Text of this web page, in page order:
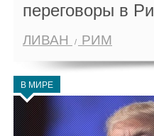
переговоры в
ЛИВАН РИМ
В МИРЕ